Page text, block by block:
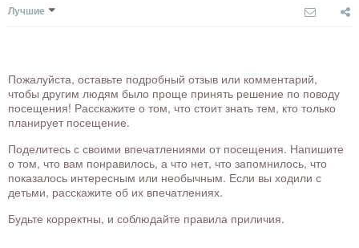
Лучшие
Пожалуйста, оставьте подробный отзыв или комментарий,
чтобы другим людям было проще принять решение по поводу
посещения! Расскажите о том, что стоит знать тем, кто только
планирует посещение.
Поделитесь с своими впечатлениями от посещения. Напишите
о том, что вам понравилось, а что нет, что запомнилось, что
показалось интересным или необычным. Если вы ходили с
детьми, расскажите об их впечатлениях.
Будьте корректны, и соблюдайте правила приличия.